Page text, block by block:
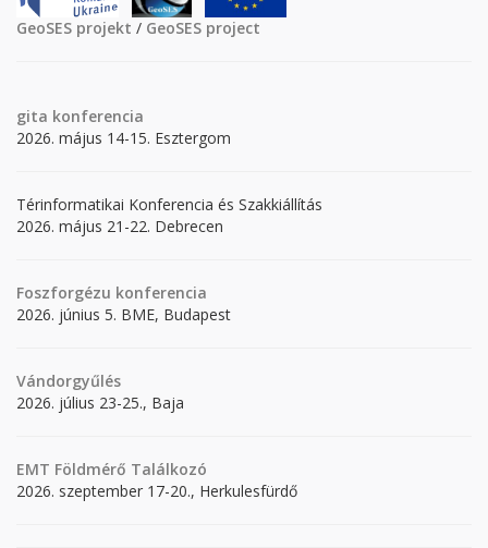
GeoSES projekt / GeoSES project
gita konferencia
2026. május 14-15. Esztergom
Térinformatikai Konferencia és Szakkiállítás
2026. május 21-22. Debrecen
Foszforgézu konferencia
2026. június 5. BME, Budapest
Vándorgyűlés
2026. július 23-25., Baja
EMT Földmérő Találkozó
2026. szeptember 17-20., Herkulesfürdő